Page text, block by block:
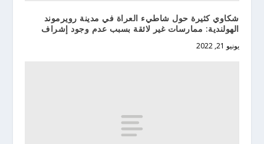
شكاوي كثيرة حول شاطيء العراة في مدينة رويرموند
الهولندية: ممارسات غير لائقة بسبب عدم وجود إشراف
يونيو 21, 2022